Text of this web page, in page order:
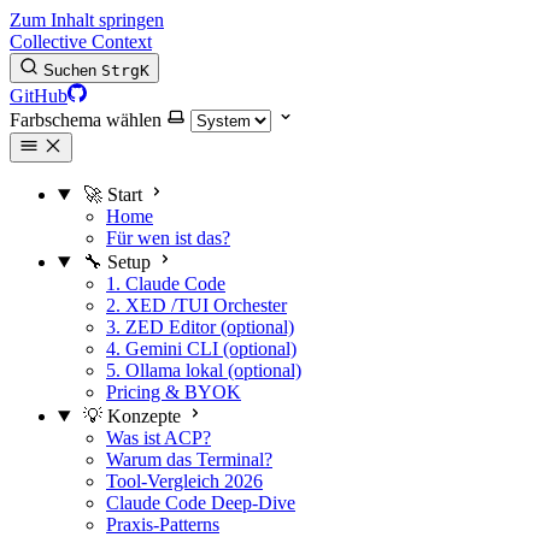
Zum Inhalt springen
Collective Context
Suchen StrgK
GitHub
Farbschema wählen
🚀 Start
Home
Für wen ist das?
🔧 Setup
1. Claude Code
2. XED /TUI Orchester
3. ZED Editor (optional)
4. Gemini CLI (optional)
5. Ollama lokal (optional)
Pricing & BYOK
💡 Konzepte
Was ist ACP?
Warum das Terminal?
Tool-Vergleich 2026
Claude Code Deep-Dive
Praxis-Patterns